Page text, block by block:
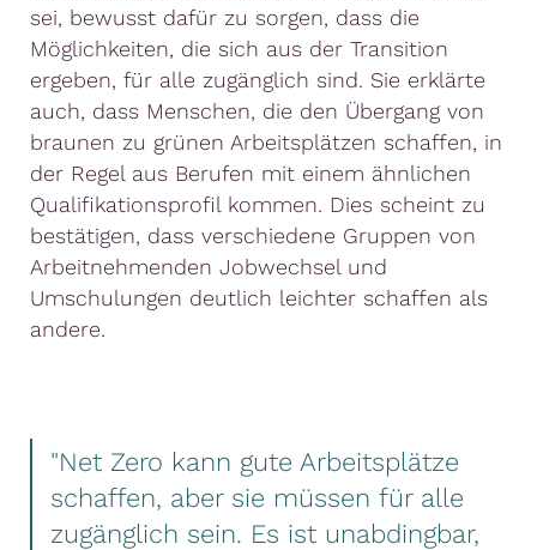
sei, bewusst dafür zu sorgen, dass die
Möglichkeiten, die sich aus der Transition
ergeben, für alle zugänglich sind. Sie erklärte
auch, dass Menschen, die den Übergang von
braunen zu grünen Arbeitsplätzen schaffen, in
der Regel aus Berufen mit einem ähnlichen
Qualifikationsprofil kommen. Dies scheint zu
bestätigen, dass verschiedene Gruppen von
Arbeitnehmenden Jobwechsel und
Umschulungen deutlich leichter schaffen als
andere.
"Net Zero kann gute Arbeitsplätze
schaffen, aber sie müssen für alle
zugänglich sein. Es ist unabdingbar,